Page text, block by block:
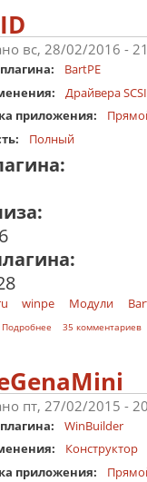
вс, 28/02/2016 -
BartPE
Драйвера
приложения:
Полный
winpe Модули
Подробнее о SCSIRAID
35 комментариев
пт, 27/02/2015 -
WinBuilder
Конструктор
приложения: